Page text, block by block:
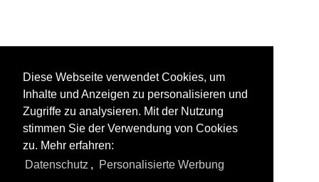
Diese Webseite verwendet Cookies, um
Inhalte und Anzeigen zu personalisieren und
Zugriffe zu analysieren. Mit der Nutzung
stimmen Sie der Verwendung von Cookies
zu. Mehr erfahren:
Datenschutz , Personalisierte Werbung